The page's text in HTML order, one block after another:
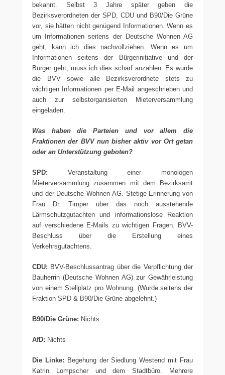
bekannt. Selbst 3 Jahre später geben die
Bezirksverordneten der SPD, CDU und B90/Die Grüne
vor, sie hätten nicht genügend Informationen. Wenn es
um Informationen seitens der Deutsche Wohnen AG
geht, kann ich dies nachvollziehen. Wenn es um
Informationen seitens der Bürgerinitiative und der
Bürger geht, muss ich dies scharf anzählen. Es wurde
die BVV sowie alle Bezirksverordnete stets zu
wichtigen Informationen per E-Mail angeschrieben und
auch zur selbstorganisierten Mieterversammlung
eingeladen.
Was haben die Parteien und vor allem die
Fraktionen der BVV nun bisher aktiv vor Ort getan
oder an Unterstützung geboten?
SPD: Veranstaltung einer monologen
Mieterversammlung zusammen mit dem Bezirksamt
und der Deutsche Wohnen AG. Stetige Erinnerung von
Frau Dr. Timper über das noch ausstehende
Lärmschutzgutachten und informationslose Reaktion
auf verschiedene E-Mails zu wichtigen Fragen. BVV-
Beschluss über die Erstellung eines
Verkehrsgutachtens.
CDU: BVV-Beschlussantrag über die Verpflichtung der
Bauherrin (Deutsche Wohnen AG) zur Gewährleistung
von einem Stellplatz pro Wohnung. (Wurde seitens der
Fraktion SPD & B90/Die Grüne abgelehnt.)
B90/Die Grüne: Nichts
AfD: Nichts
Die Linke: Begehung der Siedlung Westend mit Frau
Katrin Lompscher und dem Stadtbüro. Mehrere